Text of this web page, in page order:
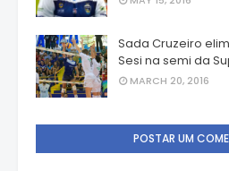
Sada Cruzeiro
Sesi na semi da
MARCH 20, 2016
POSTAR UM